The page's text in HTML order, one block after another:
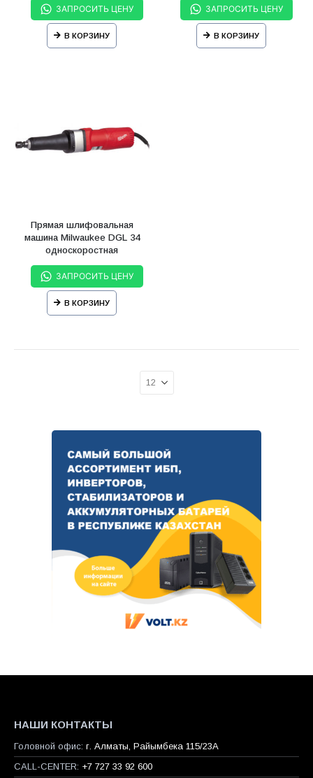
ЗАПРОСИТЬ ЦЕНУ
В КОРЗИНУ
ЗАПРОСИТЬ ЦЕНУ
В КОРЗИНУ
Прямая шлифовальная
машина Milwaukee DGL 34
односкоростная
ЗАПРОСИТЬ ЦЕНУ
В КОРЗИНУ
НАШИ КОНТАКТЫ
Головной офис: г. Алматы, Райымбека 115/23A
CALL-CENTER: +7 727 33 92 600